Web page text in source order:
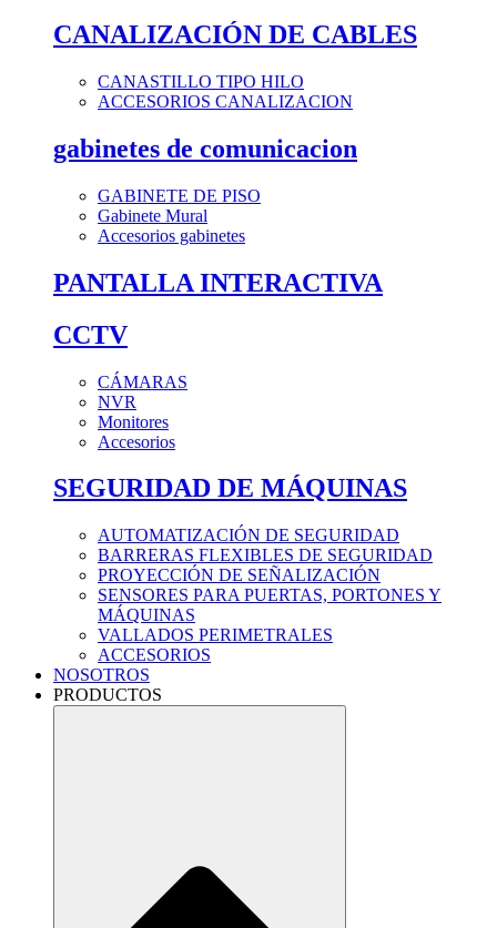
CANALIZACIÓN DE CABLES
CANASTILLO TIPO HILO
ACCESORIOS CANALIZACION
gabinetes de comunicacion
GABINETE DE PISO
Gabinete Mural
Accesorios gabinetes
PANTALLA INTERACTIVA
CCTV
CÁMARAS
NVR
Monitores
Accesorios
SEGURIDAD DE MÁQUINAS
AUTOMATIZACIÓN DE SEGURIDAD
BARRERAS FLEXIBLES DE SEGURIDAD
PROYECCIÓN DE SEÑALIZACIÓN
SENSORES PARA PUERTAS, PORTONES Y
MÁQUINAS
VALLADOS PERIMETRALES
ACCESORIOS
NOSOTROS
PRODUCTOS